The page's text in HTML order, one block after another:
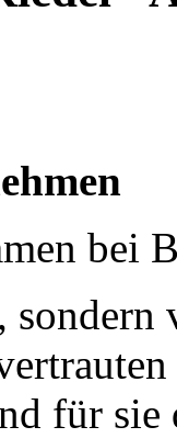
bei
für sie